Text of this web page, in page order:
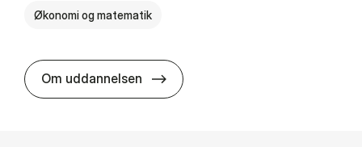
Økonomi og matematik
Om uddannelsen HA al­men erhvervs­økonomi